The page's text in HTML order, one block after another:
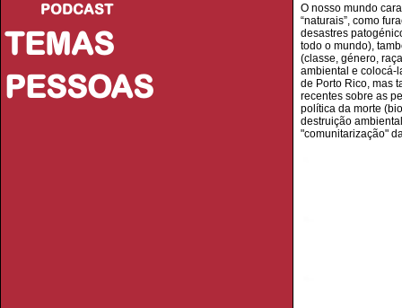
PODCAST
TEMAS
PESSOAS
O nosso mundo
“naturais”, como
desastres
todo o mundo),
(classe, género,
ambiental e colocá-
de Porto Rico, mas
recentes sobre as
política da morte
destruição
"comunitarização"